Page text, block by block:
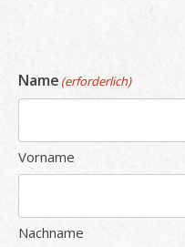
Name (erforderlich)
Vorname
Nachname